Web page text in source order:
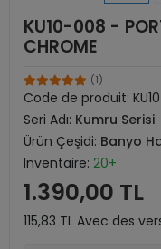
KU10-008 -
CHROME
(1)
Code de produit:
Seri Adı: Kumru Serisi
Ürün Çeşidi: Banyo
Inventaire: 20+
1.390,00 TL
115,83 TL Avec des